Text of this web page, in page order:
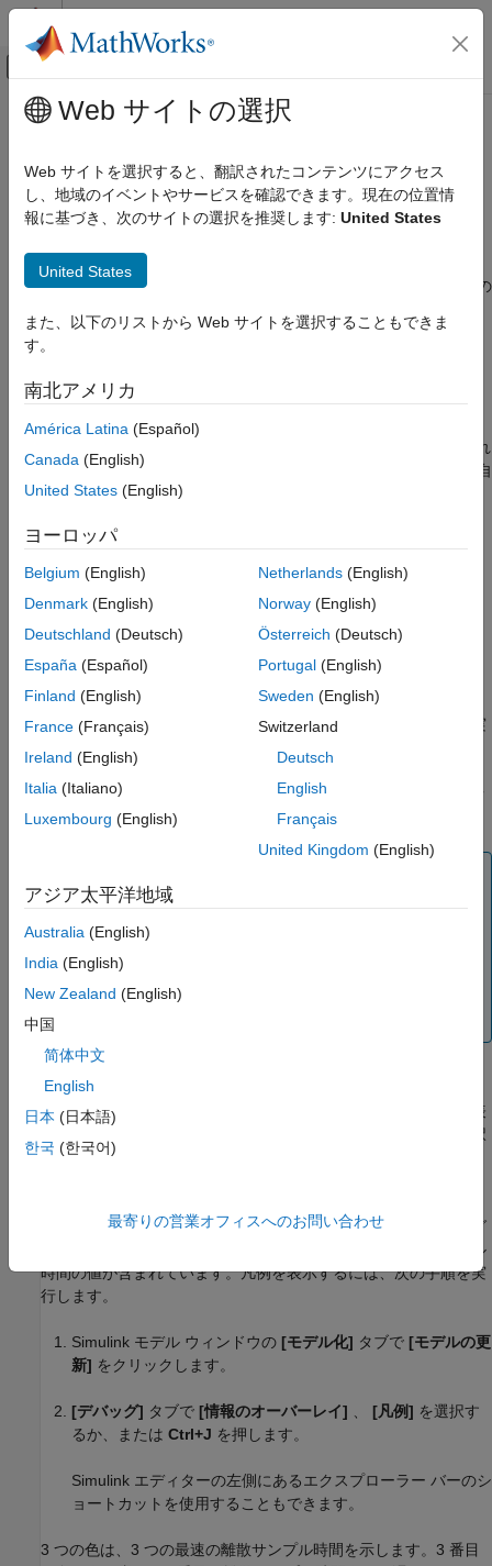
コンテンツへスキップ
オフキャンバス ナビゲーション メ
ドキュメンテーションのホーム
モデル化
信号、状態、パラメーターの設定
Simulink
シミュレーションのテストとデバッグ
Simulink エディターでのシミュレーションのデ
査
サンプル時間の色のカスタマイズ
参考
メインコンテンツ
サンプル時間情報の表示
Simulink モデルは、特定のサンプル時間を表す色の設定と注釈
を表示できます。色を付けてブロックと信号線を表示できます。
色での表示を有効にするには、Simulink モデル ウィンドウの
す。
レイ]、[テキスト]を選択します。
の両方を選択すると色と注釈の両方が表示され
ます。選択にかかわらず、Simulink によって
が自
動的に実行されます。
色と注釈を非表示するには、以下のようにします。
[デバッグ] 、 [色]
を選択して
色表示を無効にします。
択して注釈を無効にします。
これらの設定を変更すると、 [ブロック線図の更新]
が自動的に実
サンプル時間の表示の選択肢は、[タイミング凡例] が表示する情
報を直接制御します。
サンプル時間情報の指定
ケースを表しています。5 つの色は、1 ～ 5 番目に高速な
5 番目の離散レートよりも遅いレートすべてを表します。
これらの遅いレートは、対応する信号線の注釈を見ると区
タイミング凡例を使用したサンプル時間の検査
タイミング凡例は、個々のモデルまたは複数のモデルに対して表
メニューのオプションを選択
するときに凡例が自動的に表示されないようにすることもできま
ブロック線図を容易に解釈できるようにするために、タイミング
凡例にはサンプル時間の色、注釈、およびモデル内の各サンプル
時間の値が含まれています。凡例を表示するには、次の手順を実
行します。
Simulink モデル ウィンドウの [モデル化] タブで [モデルの更
新] をクリックします。
[デバッグ] タブで [情報のオーバーレイ] [凡例] を選択す
るか、または Ctrl+J を押します。
Simulink エディターの左側にあるエクスプローラー バーのシ
ョートカットを使用することもできます。
3 つの色は、3 つの最速の離散サンプル時間を示します。3 番目
Web サイトの選択
Web サイトを選択すると、翻訳されたコンテンツにアクセス
し、地域のイベントやサービスを確認できます。現在の位置情
報に基づき、次のサイトの選択を推奨します: United States
United States
また、以下のリストから Web サイトを選択することもできま
す。
南北アメリカ
América Latina (Español)
Canada (English)
United States (English)
ヨーロッパ
Belgium (English)
Denmark (English)
Deutschland (Deutsch)
España (Español)
Finland (English)
France (Français)
Ireland (English)
Italia (Italiano)
Luxembourg (English)
Netherlands(English)
Norway(English)
Österreich (Deutsch)
Portugal(English)
Sweden (English)
Switzerland
Deutsch
English
Français
United Kingdom (English)
アジア太平洋地域
Australia (English)
India (English)
New Zealand (English)
中国
简体中文
English
日本 (日本語)
한국 (한국어)
最寄りの営業オフィスへのお問い合わせ